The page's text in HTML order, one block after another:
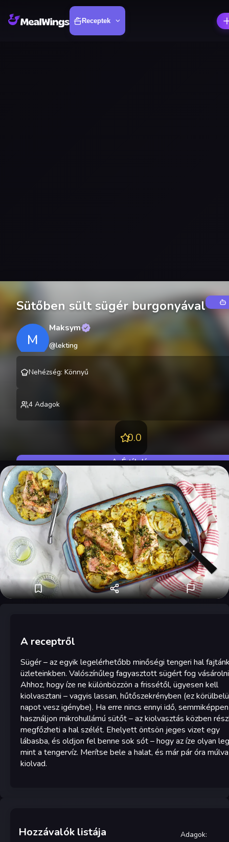
Receptek
Sütőben sült sügér burgonyával
M
Maksym
@lekting
Nehézség: Könnyű
4 Adagok
0.0
Értékelés
A receptről
Sügér – az egyik legelérhetőbb minőségi tengeri hal
üzleteinkben. Valószínűleg fagyasztott sügért fog
Ahhoz, hogy íze ne különbözzön a frissétől, ügyesen kell
kiolvasztani – vagyis lassan, hűtőszekrényben (ez
napot vesz igénybe). Ha erre nincs ennyi idő,
használjon mikrohullámú sütőt – az kiolvasztás közben
megfőzheti a hal szélét. Ehelyett öntsön jeges vizet egy
lábasba, és oldjon fel benne sok sót – hogy az íze olyan
mint a tengervíz. Merítse bele a halat, és már pár óra múlva
kiolvad.
Hozzávalók listája Adagok: